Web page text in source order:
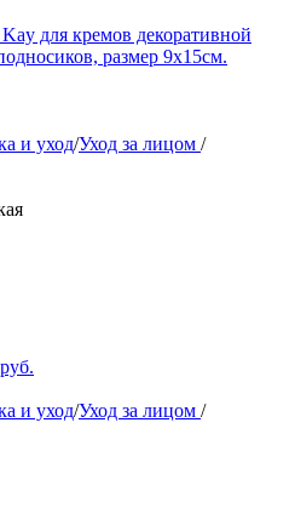
для кремов декоративной
размер 9х15см.
и уход/Уход за лицом /
руб.
и уход/Уход за лицом /